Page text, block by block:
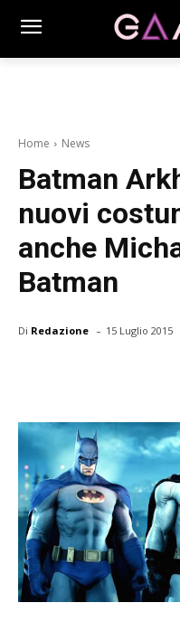
Home News
Batman
nuovi
anche
Batman
Di Redazione - 15 Luglio 2015